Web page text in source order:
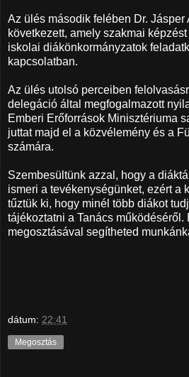
Az ülés második felében Dr. Jásper
következett, amely szakmai
iskolai diákönkormányzatok
kapcsolatban.
Az ülés utolsó perceiben
delegáció által megfogalmazott
Emberi Erőforrások Minisztériuma
juttat majd el a közvélemény és a
számára.
Szembesültünk azzal, hogy a
ismeri a tevékenységünket, ezért a
tűztük ki, hogy minél több diákot
tájékoztatni a Tanács működéséről.
megosztásával segítheted
dátum: 22:41
Megosztás